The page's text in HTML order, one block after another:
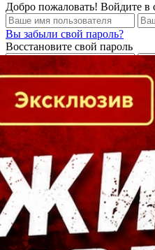
Добро пожаловать! Войдите в
Вы забыли свой пароль?
Восстановите свой пароль
Кто есть кто в Байкальском